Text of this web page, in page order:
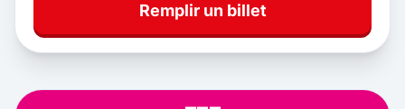
Remplir un billet